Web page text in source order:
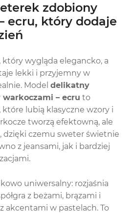
zdobiony
ecru, który dodaje
który wygląda elegancko, a
lekki i przyjemny w
Model delikatny
– ecru to
które lubią klasyczne wzory i
tworzą efektowną, ale
dzięki czemu sweter świetnie
z jeansami, jak i bardziej
uniwersalny: rozjaśnia
z beżami, brązami i
akcentami w pastelach. To